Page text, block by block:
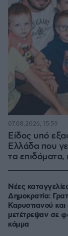
Είδος υπό
Ελλάδα που
τα
07.08.2026, 15:59
Νέες
Δημοκρατία:
Καρυστιανού και
μετέτρεψαν σε
κόμμα